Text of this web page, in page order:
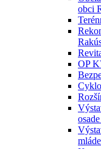
obci
OP